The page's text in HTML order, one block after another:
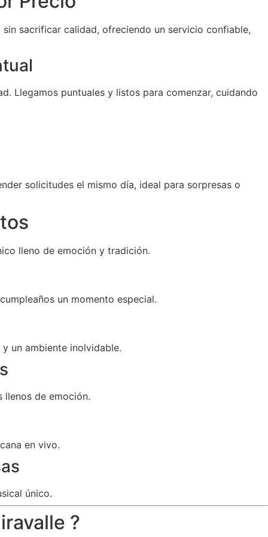
sacrificar calidad, ofreciendo un servicio confiable,
Llegamos puntuales y listos para comenzar, cuidando
solicitudes el mismo día, ideal para sorpresas o
lleno de emoción y tradición.
un momento especial.
un ambiente inolvidable.
llenos de emoción.
en vivo.
único.
?